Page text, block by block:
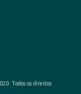
Todos os direitos